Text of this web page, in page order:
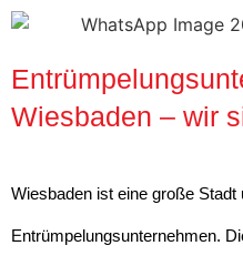
Wiesbaden – wir
Wiesbaden ist eine große
Entrümpelungsunternehmen.